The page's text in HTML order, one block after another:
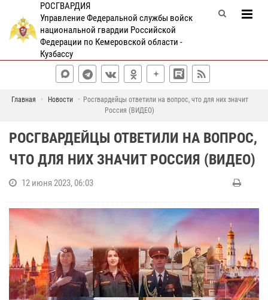
РОСГВАРДИЯ
Управление Федеральной службы войск
национальной гвардии Российской
Федерации по Кемеровской области -
Кузбассу
Главная Новости
Росгвардейцы ответили на вопрос, что для них значит
Россия (ВИДЕО)
РОСГВАРДЕЙЦЫ ОТВЕТИЛИ НА ВОПРОС,
ЧТО ДЛЯ НИХ ЗНАЧИТ РОССИЯ (ВИДЕО)
12 июня 2023, 06:03